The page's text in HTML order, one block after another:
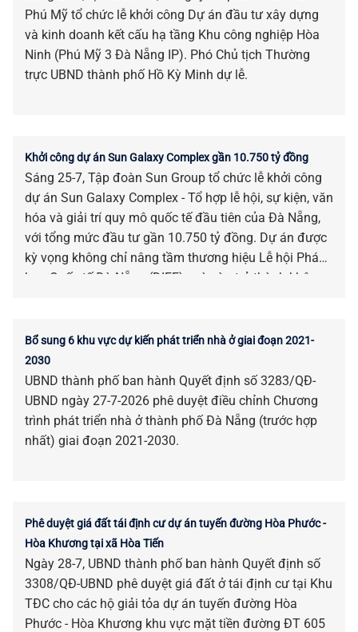
Phú Mỹ tổ chức lễ khởi công Dự án đầu tư xây dựng
và kinh doanh kết cấu hạ tầng Khu công nghiệp Hòa
Ninh (Phú Mỹ 3 Đà Nẵng IP). Phó Chủ tịch Thường
trực UBND thành phố Hồ Kỳ Minh dự lễ.
Khởi công dự án Sun Galaxy Complex gần 10.750 tỷ đồng
Sáng 25-7, Tập đoàn Sun Group tổ chức lễ khởi công
dự án Sun Galaxy Complex - Tổ hợp lễ hội, sự kiện, văn
hóa và giải trí quy mô quốc tế đầu tiên của Đà Nẵng,
với tổng mức đầu tư gần 10.750 tỷ đồng. Dự án được
kỳ vọng không chỉ nâng tầm thương hiệu Lễ hội Pháo
hoa Quốc tế Đà Nẵng (DIFF), mà còn trở thành không
Bổ sung 6 khu vực dự kiến phát triển nhà ở giai đoạn 2021-
2030
UBND thành phố ban hành Quyết định số 3283/QĐ-
UBND ngày 27-7-2026 phê duyệt điều chỉnh Chương
trình phát triển nhà ở thành phố Đà Nẵng (trước hợp
nhất) giai đoạn 2021-2030.
Phê duyệt giá đất tái định cư dự án tuyến đường Hòa Phước -
Hòa Khương tại xã Hòa Tiến
Ngày 28-7, UBND thành phố ban hành Quyết định số
3308/QĐ-UBND phê duyệt giá đất ở tái định cư tại Khu
TĐC cho các hộ giải tỏa dự án tuyến đường Hòa
Phước - Hòa Khương khu vực mặt tiền đường ĐT 605